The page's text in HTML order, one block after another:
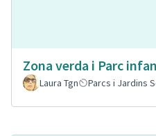
Zona verda i Parc
Laura Tgn
Parcs i Jardins